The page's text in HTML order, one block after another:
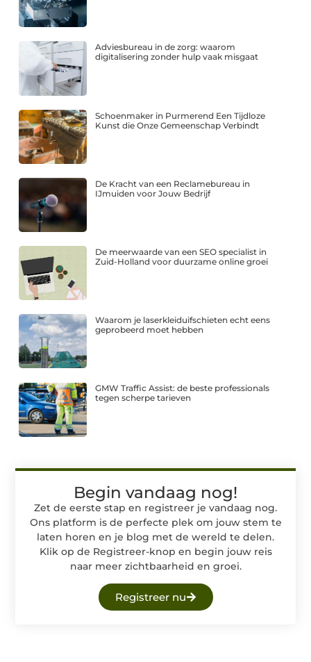
Adviesbureau in de zorg: waarom
digitalisering zonder hulp vaak misgaat
Schoenmaker in Purmerend Een Tijdloze
Kunst die Onze Gemeenschap Verbindt
De Kracht van een Reclamebureau in
IJmuiden voor Jouw Bedrijf
De meerwaarde van een SEO specialist in
Zuid-Holland voor duurzame online groei
Waarom je laserkleiduifschieten echt eens
geprobeerd moet hebben
GMW Traffic Assist: de beste professionals
tegen scherpe tarieven
Begin vandaag nog!
Zet de eerste stap en registreer je vandaag nog.
Ons platform is de perfecte plek om jouw stem te
laten horen en je blog met de wereld te delen.
Klik op de Registreer-knop en begin jouw reis
naar meer zichtbaarheid en groei.
Registreer nu